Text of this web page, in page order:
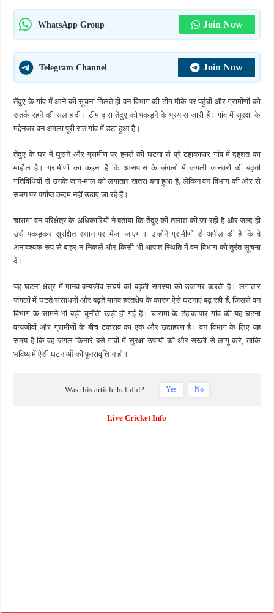
WhatsApp Group Join Now
Telegram Channel Join Now
तेंदुएकेगांवमेंआनेकीसूचनामिलतेहीवनविभागकीटीममौकेपरपहुंची औरग्रामीणोंको
सतर्करहनेकीसलाहदी।टीमद्वारातेंदुएकोपकड़नेकेप्रयासजारीहैं।गांवमेंसुरक्षाके
मद्देनजरवनअमलापूरीरातगांवमेंडटाहुआहै।
तेंदुएकेघरमेंघुसने औरग्रामीणपरहमलेकीघटनासेपूरेटंहाकापारगांवमेंदहशतका
माहौलहै।ग्रामीणोंकाकहनाहैकिआसपासकेजंगलोंमेंजंगलीजानवरोंकीबढ़ती
गतिविधियोंसेउनकेजान-मालकोलगातारखतराबनाहुआहै,लेकिनवनविभागकीओरसे
समयपरपर्याप्तकदमनहींउठाएजारहेहैं।
चारामावनपरिक्षेत्रके अधिकारियोंनेबतायाकितेंदुएकीतलाशकीजारहीहै औरजल्दही
उसेपकड़करसुरक्षितस्थानपरभेजाजाएगा।उन्होंनेग्रामीणोंसे अपीलकीहैकिवे
अनावश्यकरूपसेबाहरननिकलेंऔरकिसी भीआपातस्थितिमेंवनविभागकोतुरंतसूचना
दें।
यहघटना क्षेत्रमेंमानव-वन्यजीवसंघर्षकीबढ़तीसमस्या कोउजागरकरतीहै।लगातार
जंगलोंमेंघटतेसंसाधनों औरबढ़तेमानवहस्तक्षेपकेकारणऐसेघटनाएंबढ़रहीहैं,जिससेवन
विभागकेसामनेभीबड़ीचुनौतीखड़ीहोगईहै।चारामाकेटंहाकापारगांवकीयहघटना
वन्यजीवों औरग्रामीणोंकेबीचटकरावकाएक औरउदाहरणहै।वनविभागकेलिएयह
समयहैकिवहजंगलकिनारेबसेगांवोंमेंसुरक्षाउपायोंको औरसख्तीसेलागूकरे,ताकि
भविष्यमेंऐसीघटनाओंकीपुनरावृत्तिनहो।
Was this article helpful? Yes No
Live Cricket Info